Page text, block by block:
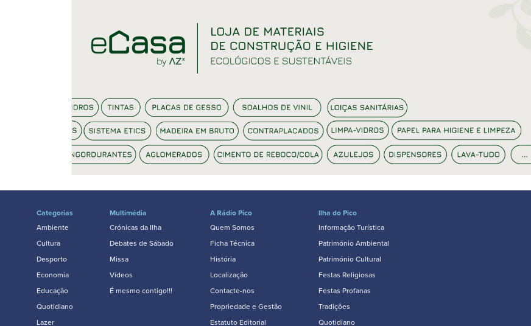
Categorias
Ambiente
Cultura
Desporto
Economia
Educação
Quotidiano
Lazer
Multimédia
Crónicas da Ilha
Debates de Sábado
Missa
Vídeos
É mesmo contigo!!!
A Rádio Pico
Quem Somos
Ficha Técnica
História
Localização
Contacte-nos
Propriedade e Gestão
Estatuto Editorial
Ilha do Pico
Informação Turística
Património Ambiental
Património Cultural
Festas Religiosas
Festas Profanas
Tradições
Quotidiano